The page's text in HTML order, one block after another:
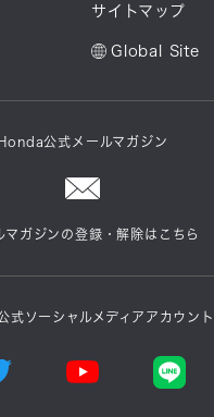
サイトマップ
Global Site
Honda公式メールマガジン
マガジンの登録・解除はこちら
式ソーシャルメディアアカウント